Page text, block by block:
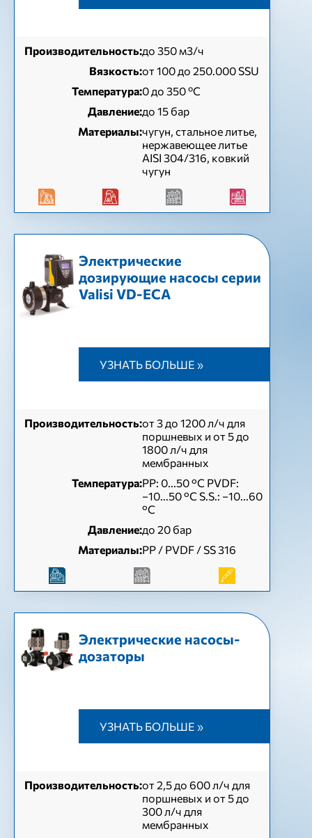
Производительность:до 350 м3/ч
Вязкость:от 100 до 250.000 SSU
Температура:0 до 350 ºC
Давление:до 15 бар
Материалы:чугун, стальное литье,
нержавеющее литье
AISI 304/316, ковкий
чугун
Электрические
дозирующие насосы серии
Valisi VD-ЕСА
УЗНАТЬ БОЛЬШЕ »
Производительность:от 3 до 1200 л/ч для
поршневых и от 5 до
1800 л/ч для
мембранных
Температура:PP: 0...50 °C PVDF:
−10...50 °C S.S.: −10...60
°C
Давление:до 20 бар
Материалы:PP / PVDF / SS 316
Электрические насосы-
дозаторы
УЗНАТЬ БОЛЬШЕ »
Производительность:от 2,5 до 600 л/ч для
поршневых и от 5 до
300 л/ч для
мембранных